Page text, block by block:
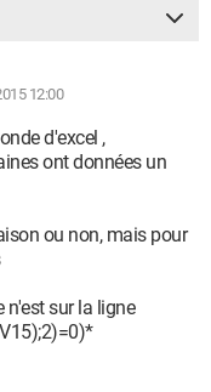
12:00
d'excel ,
ont données un
ou non, mais pour
n'est sur la ligne